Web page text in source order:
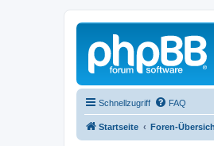
Schnellzugriff FAQ
Startseite Foren-